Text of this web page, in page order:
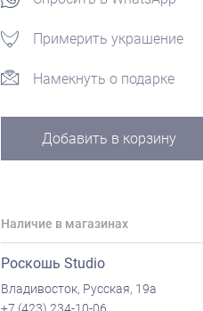
Примерить украшение
Намекнуть о подарке
Добавить в корзину
Наличие в магазинах
Роскошь Studio
Владивосток, Русская, 19а